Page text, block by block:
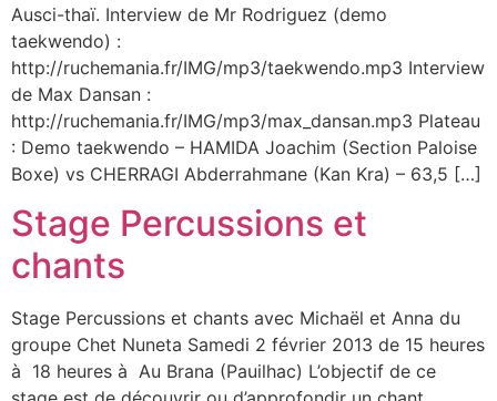
Ausci-thaï. Interview de Mr Rodriguez (demo
taekwendo) :
http://ruchemania.fr/IMG/mp3/taekwendo.mp3 Interview
de Max Dansan :
http://ruchemania.fr/IMG/mp3/max_dansan.mp3 Plateau
: Demo taekwendo – HAMIDA Joachim (Section Paloise
Boxe) vs CHERRAGI Abderrahmane (Kan Kra) – 63,5 […]
Stage Percussions et
chants
Stage Percussions et chants avec Michaël et Anna du
groupe Chet Nuneta Samedi 2 février 2013 de 15 heures
à 18 heures à Au Brana (Pauilhac) L’objectif de ce